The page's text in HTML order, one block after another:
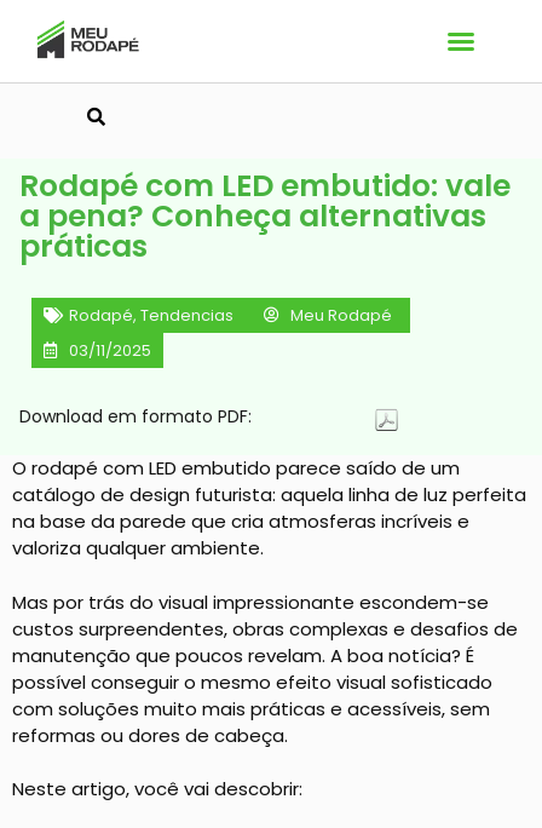
Rodapé com LED embutido: vale
a pena? Conheça alternativas
práticas
Rodapé,Tendencias
Meu Rodapé
03/11/2025
Download em formato PDF:
O rodapé com LED embutido parece saído de um
catálogo de design futurista: aquela linha de luz perfeita
na base da parede que cria atmosferas incríveis e
valoriza qualquer ambiente.
Mas por trás do visual impressionante escondem-se
custos surpreendentes, obras complexas e desafios de
manutenção que poucos revelam. A boa notícia? É
possível conseguir o mesmo efeito visual sofisticado
com soluções muito mais práticas e acessíveis, sem
reformas ou dores de cabeça.
Neste artigo, você vai descobrir: